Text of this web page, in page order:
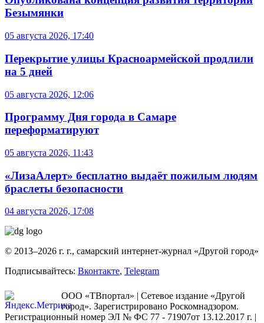
Безымянки
05 августа 2026, 17:40
Перекрытие улицы Красноармейской продлили
на 5 дней
05 августа 2026, 12:06
Программу Дня города в Самаре
переформатируют
05 августа 2026, 11:43
«ЛизаАлерт» бесплатно выдаёт пожилым людям
браслеты безопасности
04 августа 2026, 17:08
© 2013–2026 г. г., самарский интернет-журнал «Другой город»
Подписывайтесь: Вконтакте, Telegram
ООО «ТВпортал» | Сетевое издание «Другой
город». Зарегистрировано Роскомнадзором.
Регистрационный номер ЭЛ № ФС 77 - 71907от 13.12.2017 г. |